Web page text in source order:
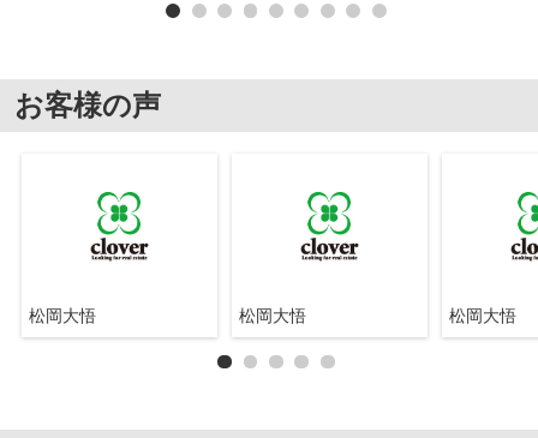
お客様の声
松岡大悟 松岡大悟 松岡大悟